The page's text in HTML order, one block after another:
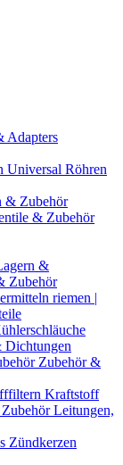
Adapters
Universal Röhren
& Zubehör
& Zubehör
&
Zubehör
riemen |
Dichtungen
Zubehör &
Kraftstoff
Leitungen,
Zündkerzen